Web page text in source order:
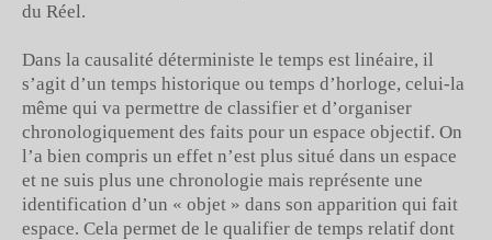
du Réel.
Dans la causalité déterministe le temps est linéaire, il
s’agit d’un temps historique ou temps d’horloge, celui-la
même qui va permettre de classifier et d’organiser
chronologiquement des faits pour un espace objectif. On
l’a bien compris un effet n’est plus situé dans un espace
et ne suis plus une chronologie mais représente une
identification d’un « objet » dans son apparition qui fait
espace. Cela permet de le qualifier de temps relatif dont